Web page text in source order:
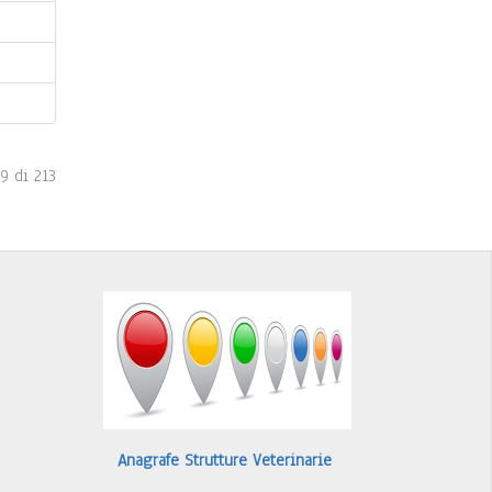
di 213
Anagrafe Strutture Veterinarie